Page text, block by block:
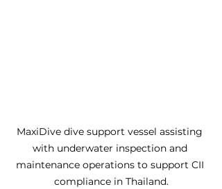
MaxiDive dive support vessel assisting
with underwater inspection and
maintenance operations to support CII
compliance in Thailand.